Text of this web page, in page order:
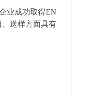
业成功取得EN
送样方面具有